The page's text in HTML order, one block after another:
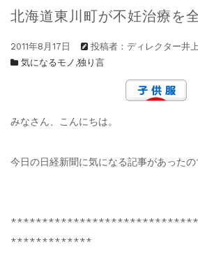
北海道東川町が不妊治療を
2011年8月17日
投稿者：ディレクター井上
気になるモノ ,独り言
みなさん、こんにちは。
今日の日経新聞に気になる記事があったの
*************